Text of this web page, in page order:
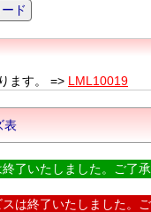
ド
ます。 => LML10019
表
了いたしました。ご了承
は終了いたしました。ご